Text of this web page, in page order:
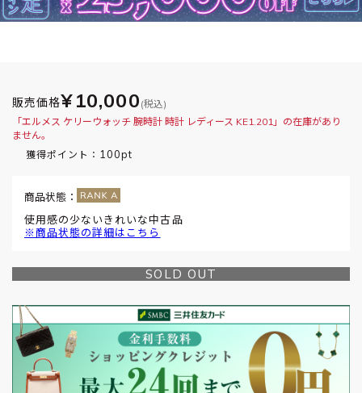
販売価格¥10,000 (税込)
「エルメス ケリーウォッチ 腕時計 時計 レディース KE1.201」の在庫があり
ません。
獲得ポイント： 100pt
商品状態：
使用感の少ないきれいな中古品
※商品状態の詳細はこちら
SOLD OUT